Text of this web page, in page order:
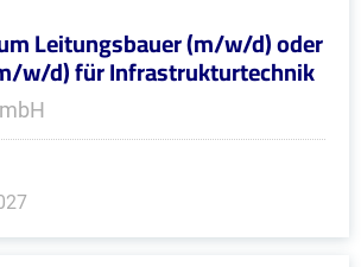
Leitungsbauer (m/w/d) oder
w/d) für Infrastrukturtechnik